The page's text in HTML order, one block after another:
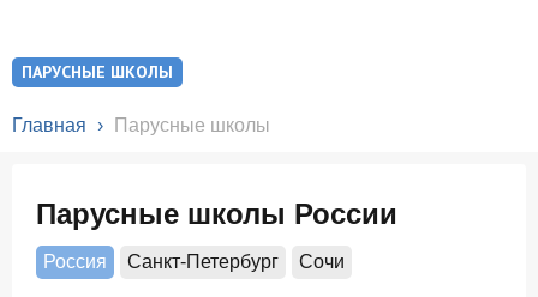
ПАРУСНЫЕ ШКОЛЫ
Главная › Парусные школы
Парусные школы России
Россия Санкт-Петербург Сочи